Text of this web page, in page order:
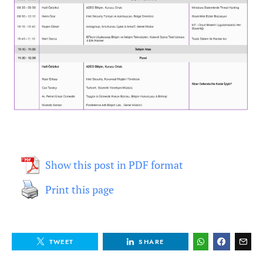
Show this post in PDF format
Print this page
TWEET SHARE